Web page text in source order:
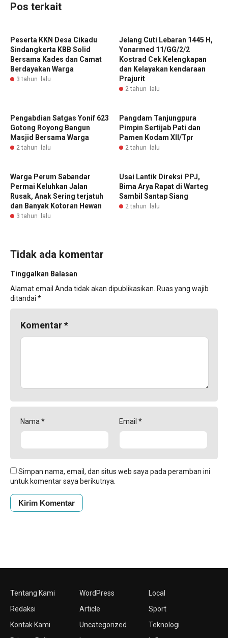
Pos terkait
Peserta KKN Desa Cikadu
Sindangkerta KBB Solid
Bersama Kades dan Camat
Berdayakan Warga
3 tahun lalu
Jelang Cuti Lebaran 1445 H,
Yonarmed 11/GG/2/2
Kostrad Cek Kelengkapan
dan Kelayakan kendaraan
Prajurit
2 tahun lalu
Pengabdian Satgas Yonif 623
Gotong Royong Bangun
Masjid Bersama Warga
2 tahun lalu
Pangdam Tanjungpura
Pimpin Sertijab Pati dan
Pamen Kodam XII/Tpr
2 tahun lalu
Warga Perum Sabandar
Permai Keluhkan Jalan
Rusak, Anak Sering terjatuh
dan Banyak Kotoran Hewan
3 tahun lalu
Usai Lantik Direksi PPJ,
Bima Arya Rapat di Warteg
Sambil Santap Siang
2 tahun lalu
Tidak ada komentar
Tinggalkan Balasan
Alamat email Anda tidak akan dipublikasikan. Ruas yang wajib
ditandai *
Komentar*
Nama * Email *
Simpan nama, email, dan situs web saya pada peramban ini
untuk komentar saya berikutnya.
Tentang Kami
Redaksi
Kontak Kami
WordPress
Article
Uncategorized
Local
Sport
Teknologi